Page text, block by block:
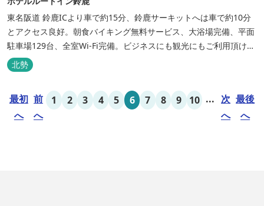
東名阪道 鈴鹿ICより車で約15分、鈴鹿サーキットへは車で約10分
とアクセス良好。朝食バイキング無料サービス、大浴場完備、平面
駐車場129台、全室Wi-Fi完備。ビジネスにも観光にもご利用頂ける
快適なホテルライフをご提供します。
北勢
最初
へ
前
へ
1 2 3 4 5 6 7 8 9 10 ... 次
へ
最後
へ